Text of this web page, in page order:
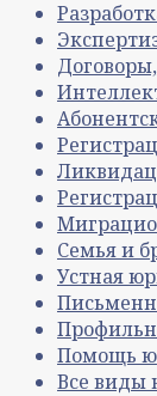
Семья и
Устная
Помощь
Все виды